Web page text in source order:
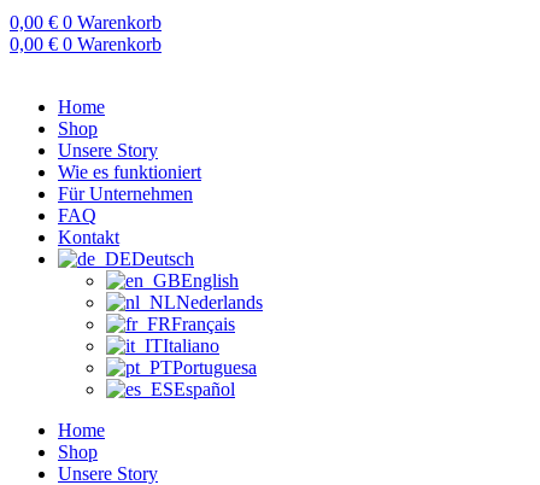
0,00 € 0 Warenkorb
0,00 € 0 Warenkorb
Home
Shop
Unsere Story
Wie es funktioniert
Für Unternehmen
FAQ
Kontakt
Deutsch
English
Nederlands
Français
Italiano
Portuguesa
Español
Home
Shop
Unsere Story